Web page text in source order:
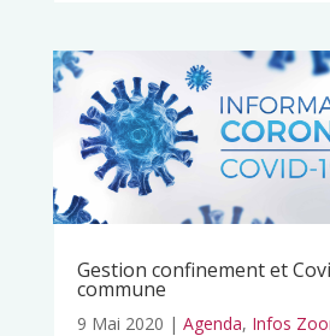
Gestion confinement et
commune
9 Mai 2020 | Agenda, Infos